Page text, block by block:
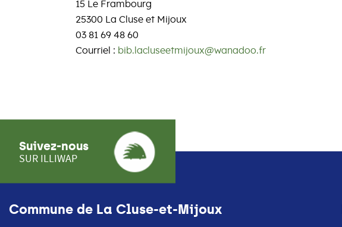
15 Le Frambourg
25300 La Cluse et Mijoux
03 81 69 48 60
Courriel : bib.lacluseetmijoux@wanadoo.fr
Suivez-nous
SUR ILLIWAP
Commune de La Cluse-et-Mijoux